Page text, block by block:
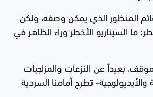
المنظور الذي يمكن وصفه، ولكن
ما السيناريو الأخطر وراء الظاهر في
بعيداً عن النزعات والمزاجيات
تطرح أمامنا السردية